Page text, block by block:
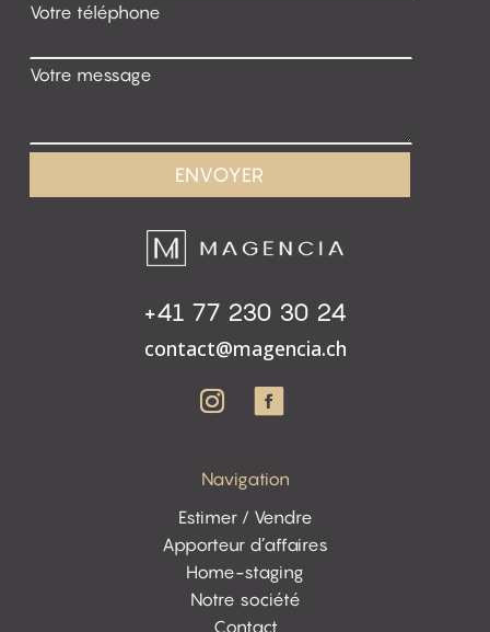
Votre téléphone
Votre message
+41 77 230 30 24
contact@magencia.ch
Navigation
Estimer / Vendre
Apporteur d’affaires
Home-staging
Notre société
Contact